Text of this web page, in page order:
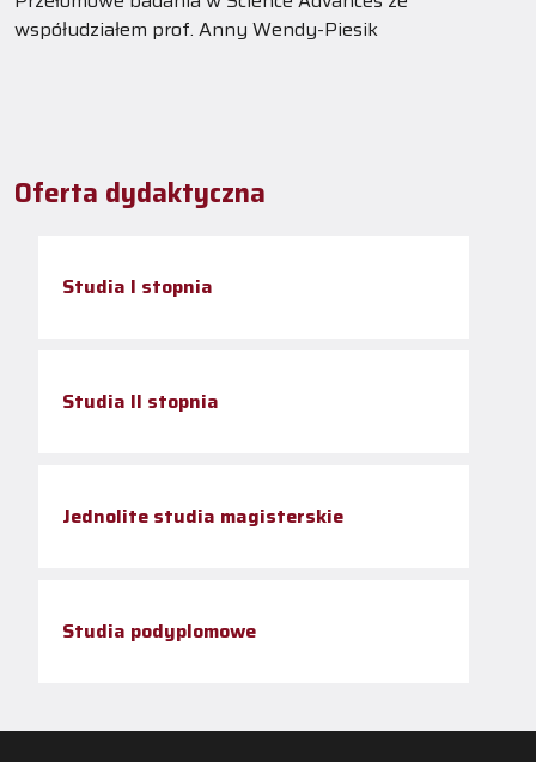
współudziałem prof. Anny Wendy-Piesik
Oferta dydaktyczna
Studia I stopnia
Studia II stopnia
Jednolite studia magisterskie
Studia podyplomowe